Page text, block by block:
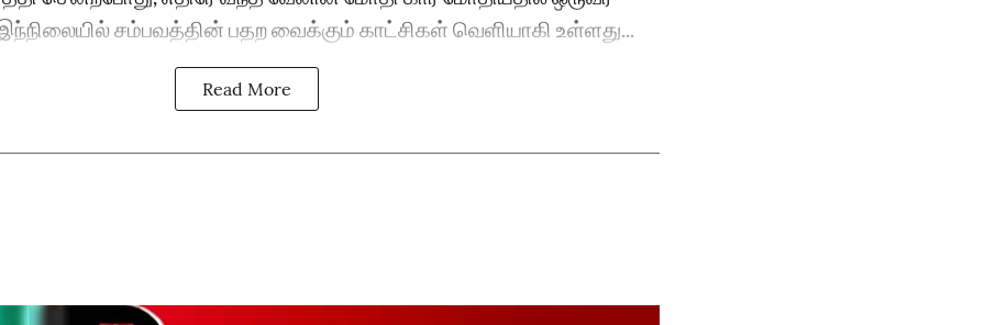
இந்நிலையில் சம்பவத்தின் பதற வைக்கும் காட்சிகள் வெளியாகி உள்ளது...
Read More